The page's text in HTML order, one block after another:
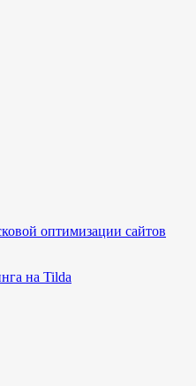
оптимизации сайтов
на Tilda